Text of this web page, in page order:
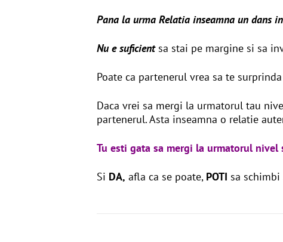
Pana la urma Relatia inseamna un dans
Nu e suficientsa stai pe margine si sa
Poate ca partenerul vrea sa te
Daca vrei sa mergi la urmatorul tau
partenerul. Asta inseamna o relatie
Tu esti gata sa mergi la urmatorul
Si DA, afla ca se poate, POTIsa